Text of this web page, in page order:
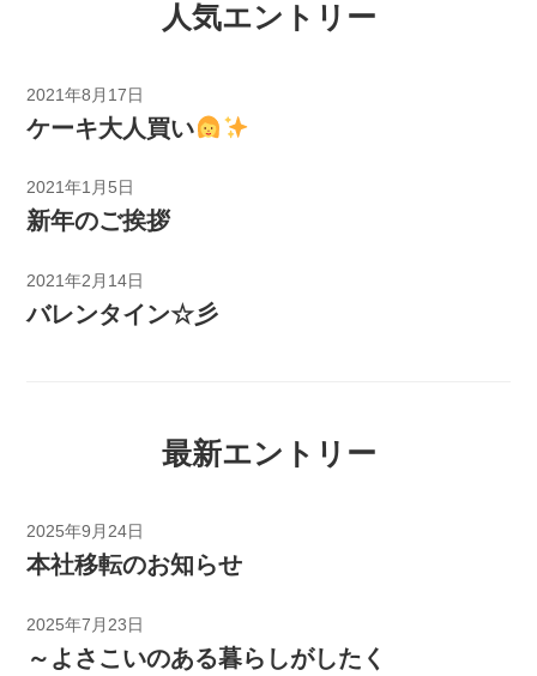
人気エントリー
2021年8月17日
ケーキ大人買い
2021年1月5日
新年のご挨拶
2021年2月14日
バレンタイン☆彡
最新エントリー
2025年9月24日
本社移転のお知らせ
2025年7月23日
～よさこいのある暮らしがしたく